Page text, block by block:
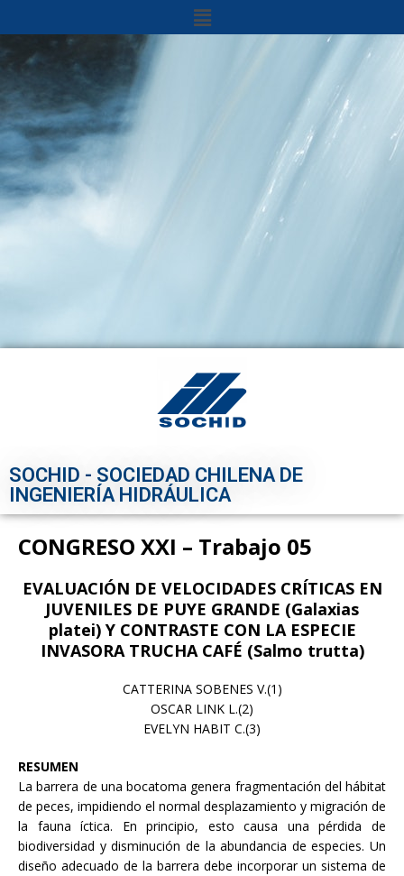
SOCHID - SOCIEDAD CHILENA DE
INGENIERÍA HIDRÁULICA
CONGRESO XXI – Trabajo 05
EVALUACIÓN DE VELOCIDADES CRÍTICAS EN
JUVENILES DE PUYE GRANDE (Galaxias
platei) Y CONTRASTE CON LA ESPECIE
INVASORA TRUCHA CAFÉ (Salmo trutta)
CATTERINA SOBENES V.(1)
OSCAR LINK L.(2)
EVELYN HABIT C.(3)
RESUMEN
La barrera de una bocatoma genera fragmentación del hábitat
de peces, impidiendo el normal desplazamiento y migración de
la fauna íctica. En principio, esto causa una pérdida de
biodiversidad y disminución de la abundancia de especies. Un
diseño adecuado de la barrera debe incorporar un sistema de